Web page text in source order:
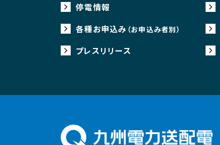
停電情報
各種お申込み （お申込み者別）
プレスリリース